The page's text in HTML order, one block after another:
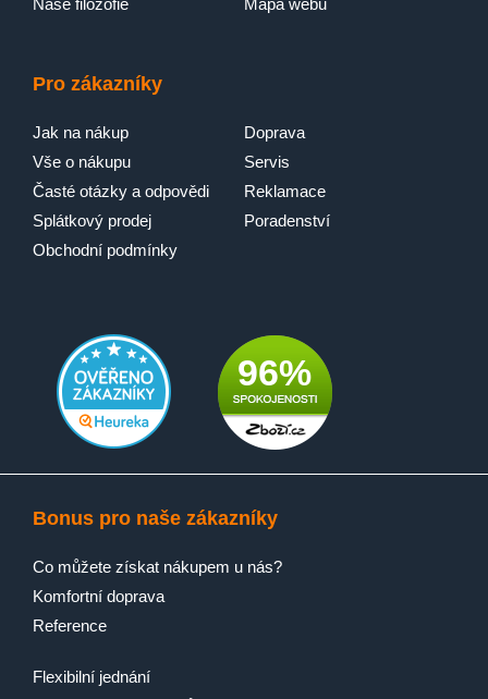
Naše filozofie
Mapa webu
Pro zákazníky
Jak na nákup
Vše o nákupu
Časté otázky a odpovědi
Splátkový prodej
Obchodní podmínky
Doprava
Servis
Reklamace
Poradenství
96%
Bonus pro naše zákazníky
Co můžete získat nákupem u nás?
Komfortní doprava
Reference
Flexibilní jednání